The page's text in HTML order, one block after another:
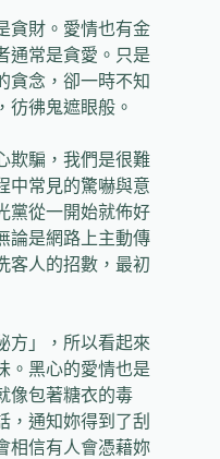
貪財。愛情也有金
通常是貪愛。只是
貪念，卻一時不知
彷彿鬼遮眼般。
欺騙，我們是很難
中常見的驚嚇與意
黨從一開始就佈好
論是網路上主動傳
客人的招數，最初
方」，所以看起來
。黑心的愛情也是
像包著糖衣的毒
，通知妳得到了刮
相信有人會憑藉妳